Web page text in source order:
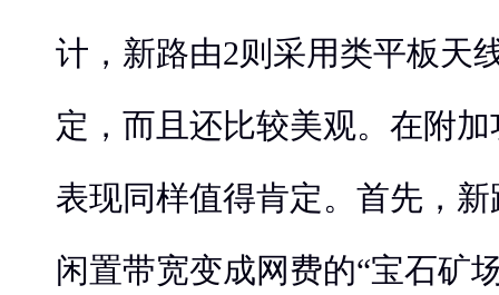
计，新路由2则采用类平板天
定，而且还比较美观。在附
表现同样值得肯定。首先，
闲置带宽变成网费的“宝石矿